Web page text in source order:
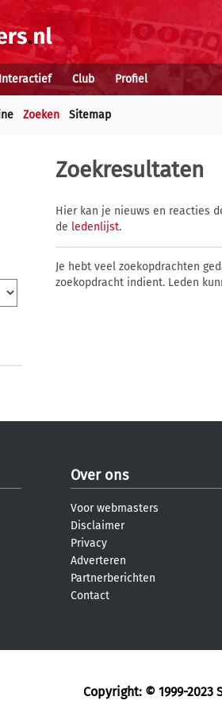
Interactief Club Profiel
Zoeken Sitemap
Zoekresultaten
Hier kan je nieuws en reacties
de ledenlijst.
Je hebt veel zoekopdrachten
zoekopdracht indient. Leden
Over ons
Voor webmasters
Disclaimer
Privacy
Adverteren
Partnerberichten
Contact
Copyright: © 1999-2023